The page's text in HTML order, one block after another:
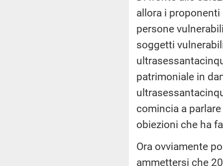
allora i
persone
soggetti
patrimoniale in
comincia a
obiezioni che ha
Ora ovviamente
ammettersi che